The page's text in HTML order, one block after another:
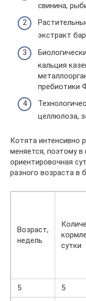
свинина,
экстракт
кальция
пребиотики
целлюлоза,
Котята интенсивно
меняется, поэтому
ориентировочная
разного возраста в
Возраст,
недель
сутки
5
5